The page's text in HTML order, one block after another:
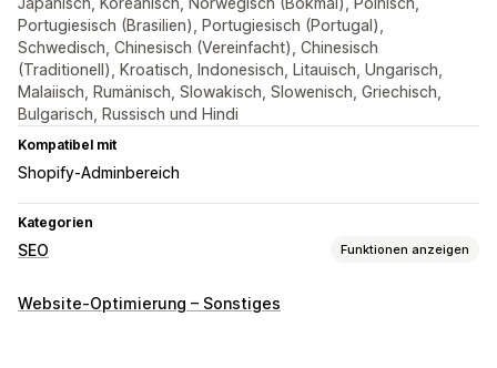
Portugiesisch (Brasilien), Portugiesisch (Portugal),
Schwedisch, Chinesisch (Vereinfacht), Chinesisch
(Traditionell), Kroatisch, Indonesisch, Litauisch, Ungarisch,
Malaiisch, Rumänisch, Slowakisch, Slowenisch, Griechisch,
Bulgarisch, Russisch und Hindi
Kompatibel mit
Shopify-Adminbereich
Kategorien
SEO Funktionen anzeigen
SEO-Tools
Website-Optimierung – Sonstiges